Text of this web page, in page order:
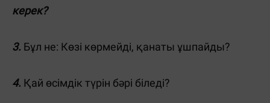
керек?
3. Бұл не: Көзі көрмейді, қанаты ұшпайды?
4. Қай өсімдік түрін бәрі біледі?